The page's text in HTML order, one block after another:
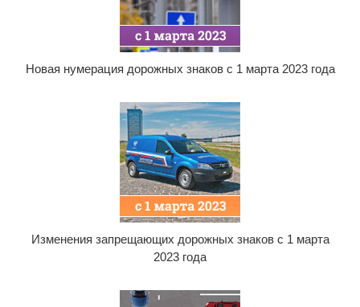
Новая нумерация дорожных знаков с 1 марта 2023 года
Изменения запрещающих дорожных знаков с 1 марта
2023 года